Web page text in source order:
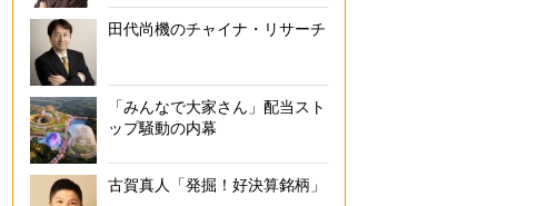
田代尚機のチャイナ・リサーチ
「みんなで大家さん」配当スト
ップ騒動の内幕
古賀真人「発掘！好決算銘柄」